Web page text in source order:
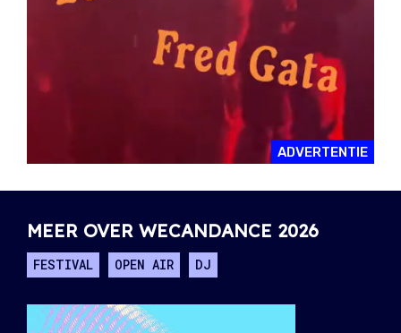
ADVERTENTIE
MEER OVER WECANDANCE 2026
FESTIVAL OPEN AIR DJ